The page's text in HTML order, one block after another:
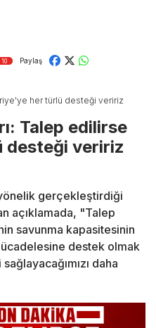
10 Paylaş
her türlü desteği veririz
Talep edilirse
desteği veririz
gerçekleştirdiği
açıklamada, "Talep
savunma kapasitesinin
destek olmak
daha